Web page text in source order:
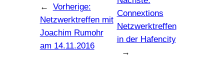
←
Vorherige:
Netzwerktreffen mit
Joachim Rumohr
am 14.11.2016
Connextions
Netzwerktreffen
in der Hafencity
→